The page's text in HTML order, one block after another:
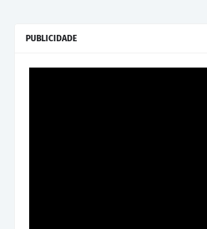
PUBLICIDADE